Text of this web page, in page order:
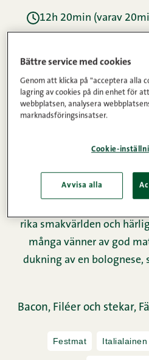
12h 20min (varav
Ingredienser
Instruktioner
rika smakvärlden och
många vänner av god
dukning av en bolognese,
Bacon, Filéer och stekar,
Festmat
Bättre service med cookies
Genom att klicka på "acceptera alla
lagring av cookies på din enhet för
webbplatsen, analysera
marknadsföringsinsatser.
Cookie-
Avvisa alla